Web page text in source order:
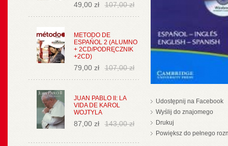
49,00 zł 107,00 zł
METODO DE
ESPAŃOL 2 (ALUMNO
+ 2CD/PODRĘCZNIK
+2CD)
79,00 zł 107,00 zł
JUAN PABLO II: LA
VIDA DE KAROL
WOJTYLA
87,00 zł 143,00 zł
Udostępnij na Facebook
Wyślij do znajomego
Drukuj
Powiększ do pełnego